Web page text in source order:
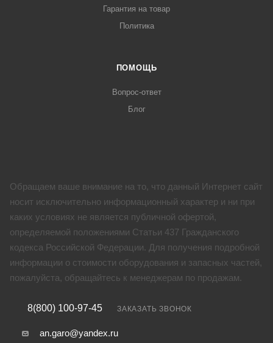
Гарантия на товар
Политика
ПОМОЩЬ
Вопрос-ответ
Блог
Обращаем ваше внимание на то, что данный Интернет сайт
носит исключительно информационный характер и ни при
каких условиях не является публичной офертой,
определяемой положениями Статьи 437 Гражданского
кодекса Российской Федерации. Для получения подробной
информации о стоимости оборудования и запасных частей,
пожалуйста, обращайтесь к менеджерам по продажам.
8(800) 100-97-45 ЗАКАЗАТЬ ЗВОНОК
an.garo@yandex.ru